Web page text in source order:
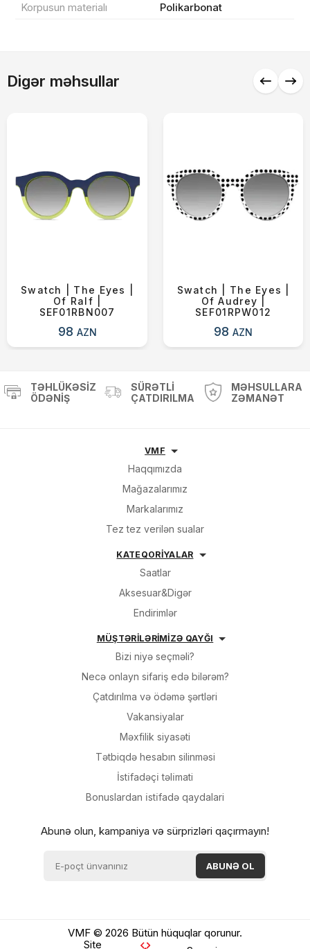
Korpusun materialı
Polikarbonat
Digər məhsullar
Swatch | The Eyes |
Of Ralf |
SEF01RBN007
98 AZN
Swatch | The Eyes |
Of Audrey |
SEF01RPW012
98AZN
Endirim
0 ₼
Alış-verişə davam et
TƏHLÜKƏSIZ
ÖDƏNIŞ
SÜRƏTLI
ÇATDIRILMA
MƏHSULLARA
ZƏMANƏT
VMF
Haqqımızda
Mağazalarımız
Markalarımız
Tez tez verilən sualar
KATEQORİYALAR
Saatlar
Aksesuar&Digər
Endirimlər
MÜŞTƏRİLƏRİMİZƏ QAYĞI
Bizi niyə seçməli?
Necə onlayn sifariş edə bilərəm?
Çatdırılma və ödəmə şərtləri
Vakansiyalar
Məxfilik siyasəti
Tətbiqdə hesabın silinməsi
İsti̇fadəçi̇ təli̇mati
Bonuslardan i̇sti̇fadə qaydalari
Abunə olun, kampaniya və sürprizləri qaçırmayın!
VMF © 2026 Bütün hüquqlar qorunur.
Site